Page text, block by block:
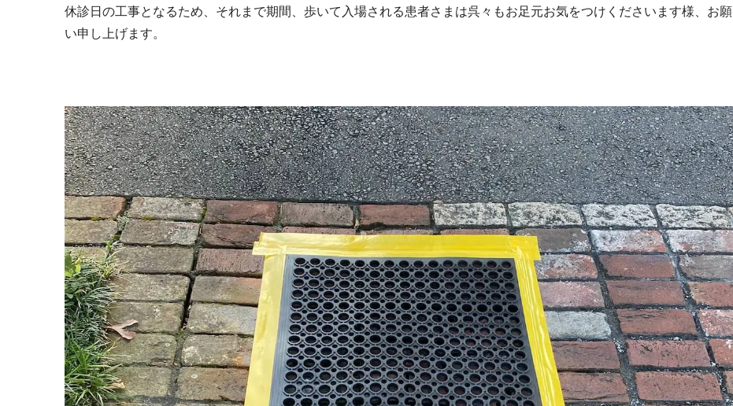
休診日の工事となるため、それまで期間、歩いて入場される患者さまは呉々もお足元お気をつけくださいます様、お願
い申し上げます。